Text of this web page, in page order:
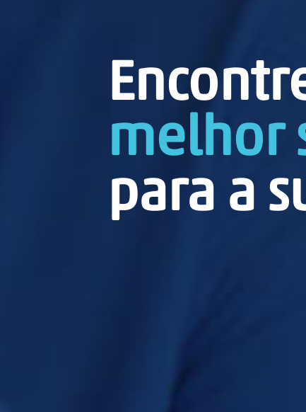
melhor
para a